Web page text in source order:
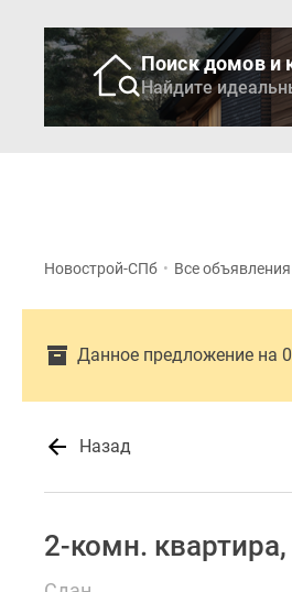
Поиск домов и
Найдите
Новострой-СПб • Все объявления
Данное предложение на
Назад
2-комн.